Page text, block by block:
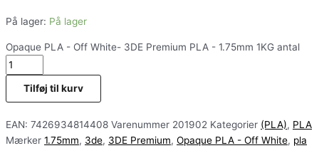
På lager: På lager
Opaque PLA - Off White- 3DE Premium PLA - 1.75mm 1KG antal
Tilføj til kurv
EAN: 7426934814408 Varenummer 201902 Kategorier (PLA), PLA
Mærker 1.75mm, 3de, 3DE Premium, Opaque PLA - Off White, pla